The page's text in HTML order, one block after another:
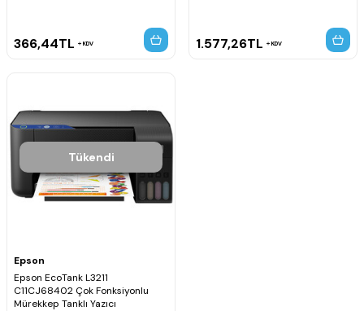
366,44TL KDV 1.577,26TL KDV
Tükendi
Epson
Epson EcoTank L3211
C11CJ68402 Çok Fonksiyonlu
Mürekkep Tanklı Yazıcı